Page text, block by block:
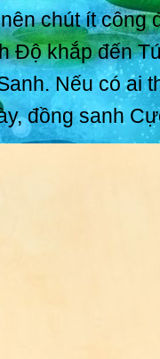
chút ít công
Độ khắp đến
Nếu có ai
đồng sanh